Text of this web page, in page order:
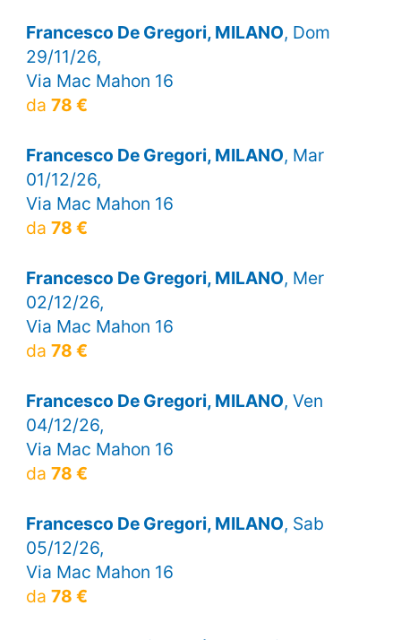
Francesco De Gregori, MILANO, Dom
29/11/26,
Via Mac Mahon 16
da 78 €
Francesco De Gregori, MILANO, Mar
01/12/26,
Via Mac Mahon 16
da 78 €
Francesco De Gregori, MILANO, Mer
02/12/26,
Via Mac Mahon 16
da 78 €
Francesco De Gregori, MILANO, Ven
04/12/26,
Via Mac Mahon 16
da 78 €
Francesco De Gregori, MILANO, Sab
05/12/26,
Via Mac Mahon 16
da 78 €